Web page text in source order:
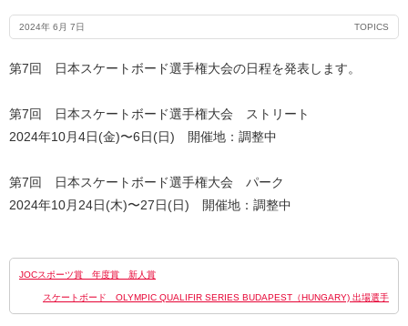
2024年 6月 7日 TOPICS
第7回 日本スケートボード選手権大会の日程を発表します。
第7回 日本スケートボード選手権大会 ストリート
2024年10月4日(金)〜6日(日) 開催地：調整中
第7回 日本スケートボード選手権大会 パーク
2024年10月24日(木)〜27日(日) 開催地：調整中
JOCスポーツ賞 年度賞 新人賞
スケートボード OLYMPIC QUALIFIR SERIES BUDAPEST（HUNGARY) 出場選手